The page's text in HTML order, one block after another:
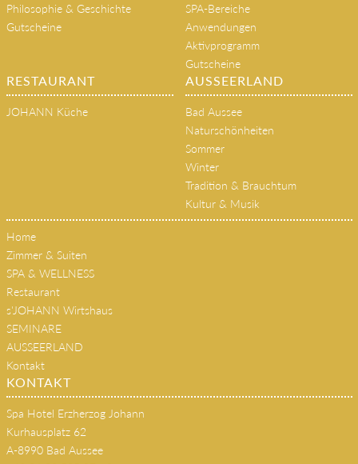
Philosophie & Geschichte
Gutscheine
SPA-Bereiche
Anwendungen
Aktivprogramm
Gutscheine
RESTAURANT
JOHANN Küche
AUSSEERLAND
Bad Aussee
Naturschönheiten
Sommer
Winter
Tradition & Brauchtum
Kultur & Musik
Home
Zimmer & Suiten
SPA & WELLNESS
Restaurant
s'JOHANN Wirtshaus
SEMINARE
AUSSEERLAND
Kontakt
KONTAKT
Spa Hotel Erzherzog Johann
Kurhausplatz 62
A-8990 Bad Aussee